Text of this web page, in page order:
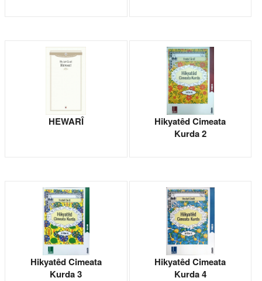
HEWARÎ
Hikyatêd Cimeata
Kurda 2
Hikyatêd Cimeata
Kurda 3
Hikyatêd Cimeata
Kurda 4